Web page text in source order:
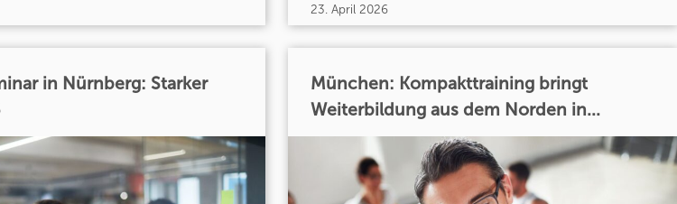
in Nürnberg: Starker
23. April 2026
München: Kompakttraining bringt
Weiterbildung aus dem Norden in...